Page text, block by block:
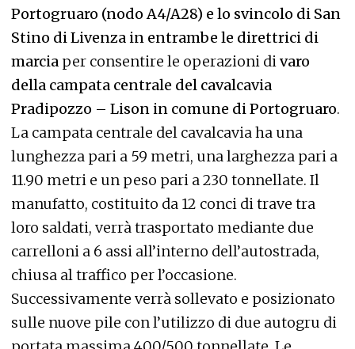
Portogruaro (nodo A4/A28) e lo svincolo di San
Stino di Livenza in entrambe le direttrici di
marcia per consentire le operazioni divaro
della campata centrale del cavalcavia
Pradipozzo – Lison in comune di Portogruaro.
La campata centrale del cavalcavia ha una
lunghezza pari a 59 metri, una larghezza pari a
11.90 metri e un peso pari a 230 tonnellate. Il
manufatto, costituito da 12 conci di trave tra
loro saldati, verrà trasportato mediante due
carrelloni a 6 assi all’interno dell’autostrada,
chiusa al traffico per l’occasione.
Successivamente verrà sollevato e posizionato
sulle nuove pile con l’utilizzo di due autogru di